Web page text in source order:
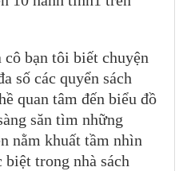
bạn tôi biết chuyện
số các quyển sách
quan tâm đến biểu đồ
săn tìm những
nằm khuất tầm nhìn
biệt trong nhà sách